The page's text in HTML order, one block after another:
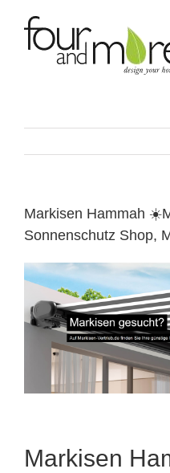
content
Markisen Hammah
Sonnenschutz Shop,
Markisen